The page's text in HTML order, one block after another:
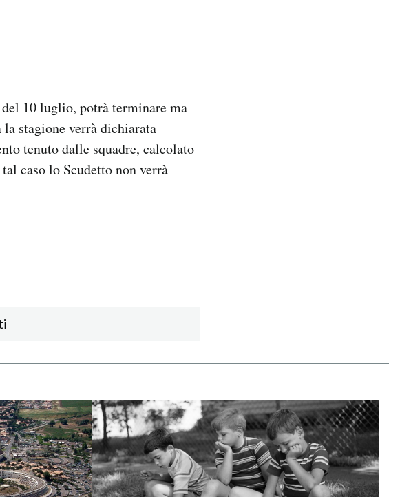
del 10 luglio, potrà terminare ma
stagione verrà dichiarata
tenuto dalle squadre, calcolato
caso lo Scudetto non verrà